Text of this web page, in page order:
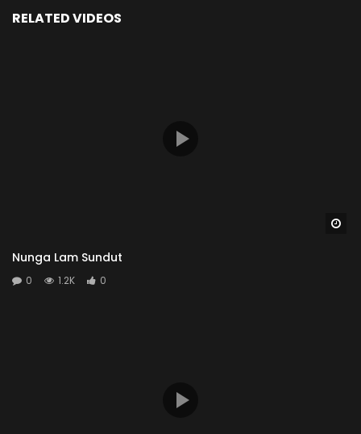
RELATED VIDEOS
Nunga Lam Sundut
0 1.2K 0